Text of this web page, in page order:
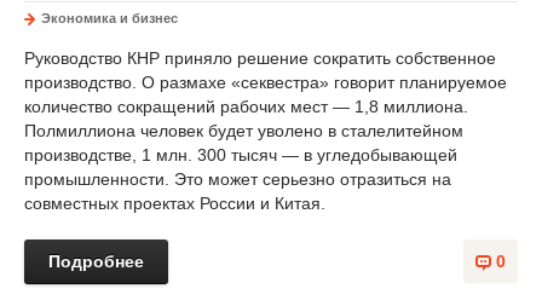
Экономика и бизнес
Руководство КНР приняло решение сократить собственное
производство. О размахе «секвестра» говорит планируемое
количество сокращений рабочих мест — 1,8 миллиона.
Полмиллиона человек будет уволено в сталелитейном
производстве, 1 млн. 300 тысяч — в угледобывающей
промышленности. Это может серьезно отразиться на
совместных проектах России и Китая.
0
Подробнее